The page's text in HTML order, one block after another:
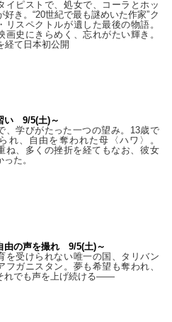
イピストで、処⼥で、コーラとホッ
好き。“20世紀で最も謎めいた作家”ク
リスペクトルが遺した最後の物語。
画史にきらめく、忘れがたい輝き。
経て⽇本初公開
い 9/5(土)～
、学びがたった一つの望み。13歳で
れ、自由を奪われた母〈ハワ〉。
、多くの挫折を経てもなお、彼女
た。
由の声を撮れ 9/5(土)～
を受けられない唯一の国、タリバン
フガニスタン。夢も希望も奪われ、
れでも声を上げ続ける——